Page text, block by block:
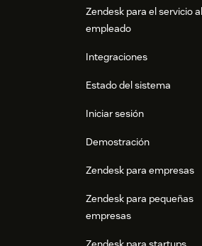
Zendesk para el servicio al
empleado
Integraciones
Estado del sistema
Iniciar sesión
Demostración
Zendesk para empresas
Zendesk para pequeñas
empresas